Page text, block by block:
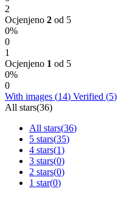
2
Ocjenjeno 2 od 5
0%
0
1
Ocjenjeno 1 od 5
0%
0
With images (14) Verified (5)
All stars(36)
All stars(36)
5 stars(35)
4 stars(1)
3 stars(0)
2 stars(0)
1 star(0)